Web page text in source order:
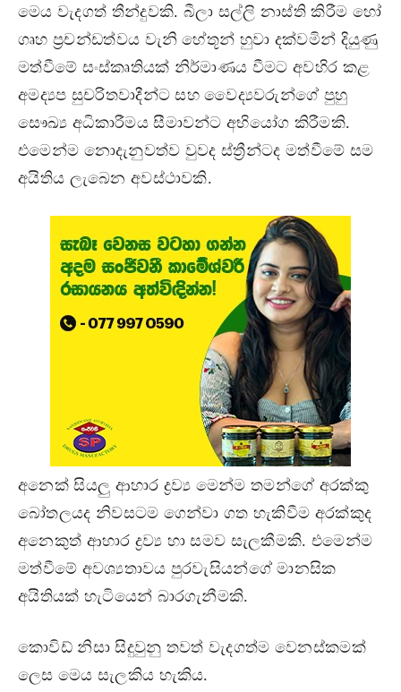
මෙය වැදගත් තීන්දුවකි. බීලා සල්ලි නාස්ති කිරීම හෝ
ගෘහ ප්‍රචන්ඩත්වය වැනි හේතූන් හුවා දක්වමින් දියුණු
මත්වීමේ සංස්කෘතියක් නිර්මාණය වීමට අවහිර කළ
අමද්‍යප සුචරිතවාදීන්ට සහ වෛද්‍යවරුන්ගේ පුහු
සෞඛ්‍ය අධිකාරීමය සීමාවන්ට අභියෝග කිරීමකි.
එමෙන්ම නොදැනුවත්ව වුවද ස්ත්‍රීන්ටද මත්වීමේ සම
අයිතිය ලැබෙන අවස්ථාවකි.
අනෙක් සියලු ආහාර ද්‍රව්‍ය මෙන්ම තමන්ගේ අරක්කු
බෝතලයද නිවසටම ගෙන්වා ගත හැකිවීම අරක්කුද
අනෙකුත් ආහාර ද්‍රව්‍ය හා සමව සැලකීමකි. එමෙන්ම
මත්වීමේ අවශ්‍යතාවය පුරවැසියන්ගේ මානසික
අයිතියක් හැටියෙන් බාරගැනීමකි.
කොවිඩ් නිසා සිදුවුනු තවත් වැදගත්ම වෙනස්කමක්
ලෙස මෙය සැලකිය හැකිය.